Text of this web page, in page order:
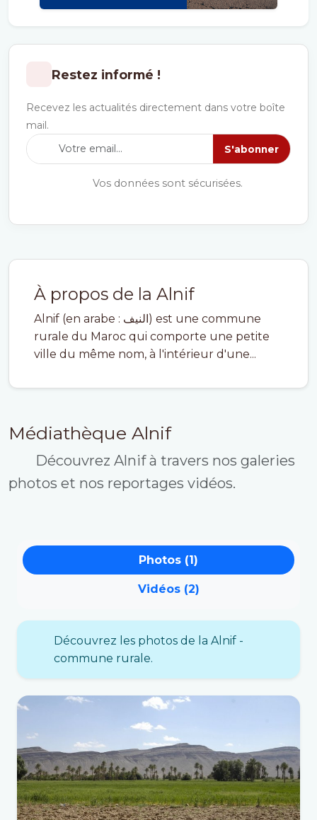
À propos de la Alnif
Alnif (en arabe : النيف) est une commune
rurale du Maroc qui comporte une petite
ville du même nom, à l'intérieur d'une...
Médiathèque Alnif
Découvrez Alnif à travers nos galeries
photos et nos reportages vidéos.
Photos (1)
Vidéos (2)
Découvrez les photos de la Alnif -
commune rurale.
Restez informé !
Recevez les actualités directement dans votre boîte
mail.
S'abonner
Vos données sont sécurisées.